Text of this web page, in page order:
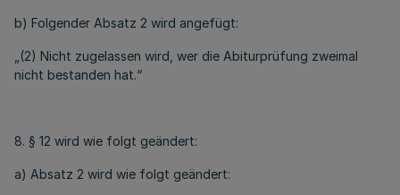
b) Folgender Absatz 2 wird angefügt:
„(2) Nicht zugelassen wird, wer die Abiturprüfung zweimal
nicht bestanden hat.“
8. § 12 wird wie folgt geändert:
a) Absatz 2 wird wie folgt geändert: